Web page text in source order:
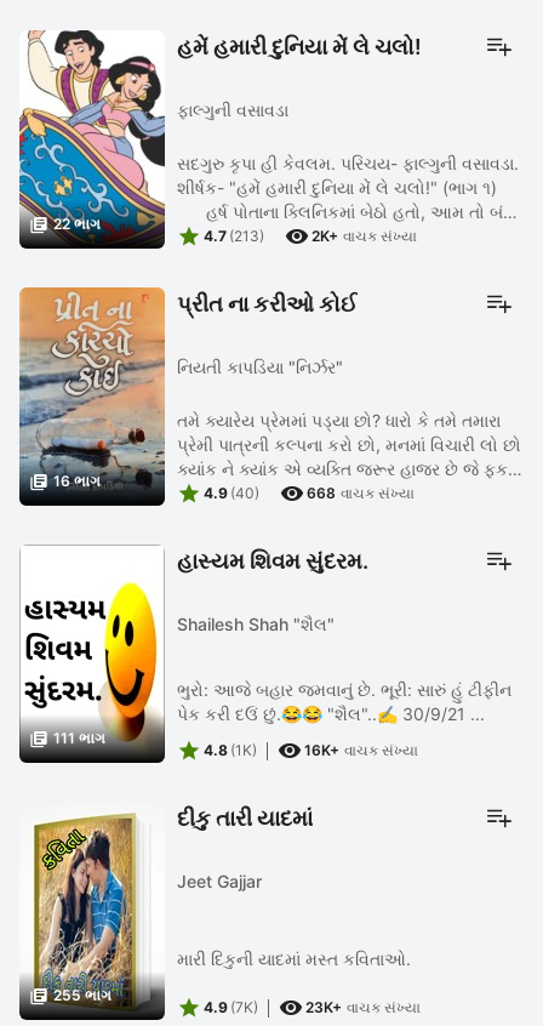
 22 ભાગ
હમેં હમારી દુનિયા મેં લે ચલો!
ફાલ્ગુની વસાવડા
સદગુરુ કૃપા હી કેવલમ. પરિચય- ફાલ્ગુની વસાવડા.
શીર્ષક- "હમેં હમારી દુનિયા મેં લે ચલો!" (ભાગ ૧)
હર્ષ ‌પોતાના ક્લિનિકમાં બેઠો હતો, આમ તો બંધ
કરવાનો સમય થઈ ગયો હતો, પણ બહાર એટલો
 4.7 (213)  2K+ વાચક સંખ્યા
 16 ભાગ
પ્રીત ના કરીઓ કોઈ
નિયતી કાપડિયા "નિર્ઝર"
તમે ક્યારેય પ્રેમમાં પડ્યા છો? ધારો કે તમે તમારા
પ્રેમી પાત્રની કલ્પના કરો છો, મનમાં વિચારી લો છો
ક્યાંક ને ક્યાંક એ વ્યક્તિ જરૂર હાજર છે જે ફક્ત
ને ફક્ત તમારા માટે આ દુનિયામાં આવી છે, જે ફક્ત
 4.9 (40)  668 વાચક સંખ્યા
 111 ભાગ
હાસ્યમ શિવમ સુંદરમ.
Shailesh Shah "શૈલ"
ભુરો: આજે બહાર જમવાનું છે. ભૂરી: સારું હું ટીફીન
પેક કરી દઉં છું.😂😂 "શૈલ"..✍️ 30/9/21 ...
 4.8 (1K)  16K+ વાચક સંખ્યા
 255 ભાગ
દીકુ તારી યાદમાં
Jeet Gajjar
મારી દિકુની યાદમાં મસ્ત કવિતાઓ.
 4.9 (7K)  23K+ વાચક સંખ્યા